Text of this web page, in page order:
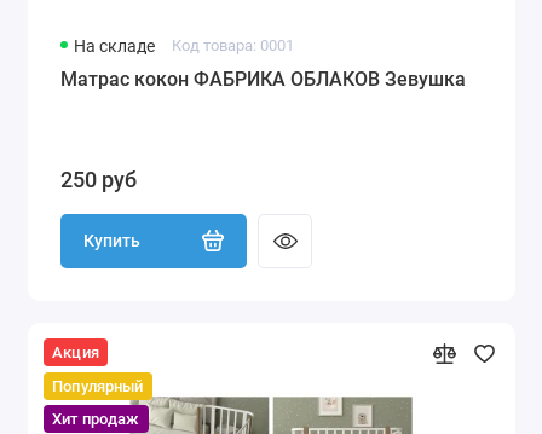
На складе Код товара: 0001
Матрас кокон ФАБРИКА ОБЛАКОВ Зевушка
250 руб
Купить
Акция
Популярный
Хит продаж